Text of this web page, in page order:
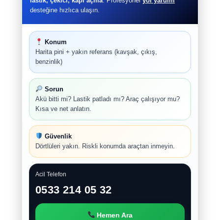
desteğine hızlıca ulaşın.
Konum
Harita pini + yakın referans (kavşak, çıkış,
benzinlik)
Sorun
Akü bitti mi? Lastik patladı mı? Araç çalışıyor mu?
Kısa ve net anlatın.
Güvenlik
Dörtlüleri yakın. Riskli konumda araçtan inmeyin.
Acil Telefon
0533 214 05 32
Hemen Ara